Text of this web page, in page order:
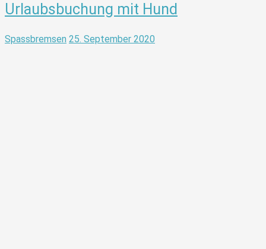
Urlaubsbuchung mit Hund
Spassbremsen 25. September 2020